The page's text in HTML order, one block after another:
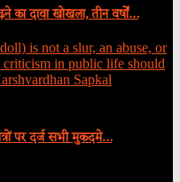
का दावा खोखला, तीन वर्षों…
पर दर्ज सभी मुकदमे…